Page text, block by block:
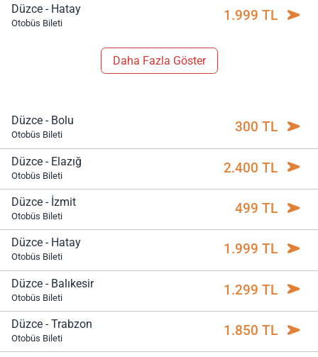
Düzce - Hatay
Otobüs Bileti 1.999 TL
Daha Fazla Göster
Düzce - Bolu
Otobüs Bileti 300 TL
Düzce - Elazığ
Otobüs Bileti 2.400 TL
Düzce - İzmit
Otobüs Bileti 499 TL
Düzce - Hatay
Otobüs Bileti 1.999 TL
Düzce - Balıkesir
Otobüs Bileti 1.299 TL
Düzce - Trabzon
Otobüs Bileti 1.850 TL